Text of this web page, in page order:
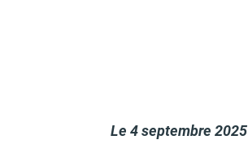
Le 4 septembre 2025